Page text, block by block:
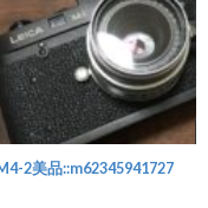
2美品::m62345941727